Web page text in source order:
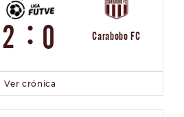
2 : 0 Carabobo FC
Ver crónica